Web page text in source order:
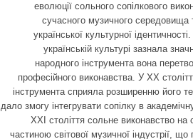
еволюції сольного сопілкового
сучасного музичного
української культурної
українській культурі зазнала
народного інструмента вона
професійного виконавства. У ХХ
інструмента сприяла розширенню його
дало змогу інтегрувати сопілку в
ХХІ століття сольне виконавство на
частиною світової музичної індустрії,